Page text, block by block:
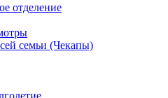
отделение
семьи (Чекапы)